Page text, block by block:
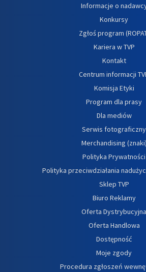
Informacje o
Konkursy
Zgłoś program
Kariera w TVP
Kontakt
Centrum informacji
Komisja Etyki
Program dla prasy
Dla mediów
Serwis fotograficzny
Merchandising (znaki)
Polityka Prywatności
Polityka przeciwdziałania
Sklep TVP
Biuro Reklamy
Oferta Dystrybucyjna
Oferta Handlowa
Dostępność
Moje zgody
Procedura zgłoszeń